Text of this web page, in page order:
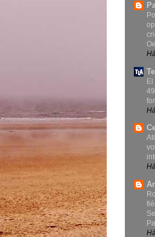
El